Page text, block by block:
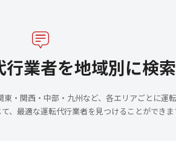
業者を地域別に検索
・関西・中部・九州など、各エリアごとに運
、最適な運転代行業者を見つけることができま